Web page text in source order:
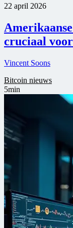
22 april 2026
cruciaal
Vincent Soons
Bitcoin nieuws
5min